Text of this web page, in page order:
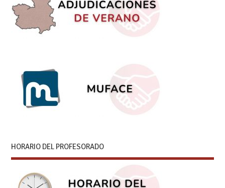
HORARIO DEL PROFESORADO